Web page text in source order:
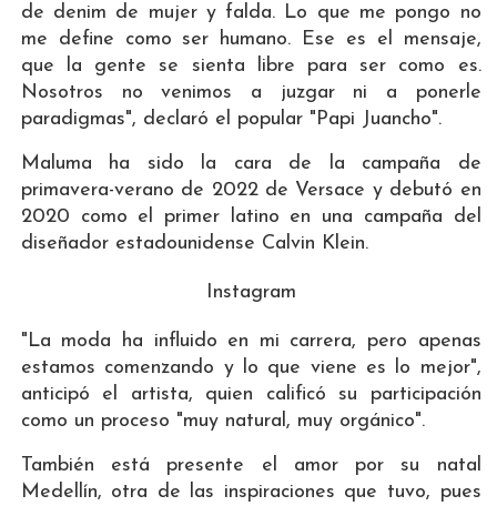
de denim de mujer y falda. Lo que me pongo no
me define como ser humano. Ese es el mensaje,
que la gente se sienta libre para ser como es.
Nosotros no venimos a juzgar ni a ponerle
paradigmas", declaró el popular "Papi Juancho".
Maluma ha sido la cara de la campaña de
primavera-verano de 2022 de Versace y debutó en
2020 como el primer latino en una campaña del
diseñador estadounidense Calvin Klein.
Instagram
"La moda ha influido en mi carrera, pero apenas
estamos comenzando y lo que viene es lo mejor",
anticipó el artista, quien calificó su participación
como un proceso "muy natural, muy orgánico".
También está presente el amor por su natal
Medellín, otra de las inspiraciones que tuvo, pues